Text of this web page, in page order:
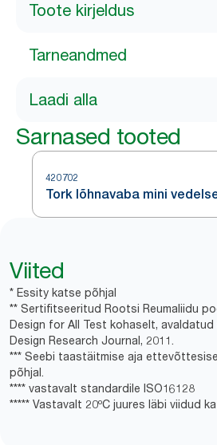
Toote kirjeldus
Tarneandmed
Laadi alla
Sarnased tooted
420702
Tork lõhnavaba mini
Viited
* Essity katse põhjal
** Sertifitseeritud Rootsi Reumaliidu
Design for All Test kohaselt, avaldatud
Design Research Journal, 2011.
*** Seebi taastäitmise aja
põhjal.
**** vastavalt standardile ISO16128
***** Vastavalt 20ºC juures läbi viidud